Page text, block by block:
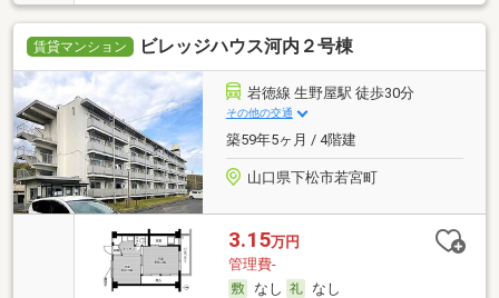
賃貸マンション ビレッジハウス河内２号棟
岩徳線 生野屋駅 徒歩30分
その他の交通
築59年5ヶ月 / 4階建
山口県下松市若宮町
3.15万円
管理費-
なし
なし